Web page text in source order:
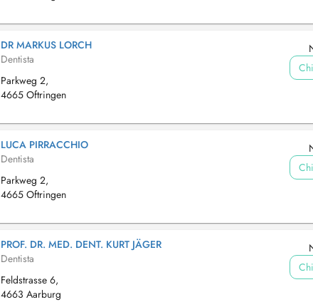
DR MARKUS LORCH
Dentista
Parkweg 2,
4665 Oftringen
LUCA PIRRACCHIO
Dentista
Parkweg 2,
4665 Oftringen
PROF. DR. MED. DENT. KURT JÄGER
Dentista
Feldstrasse 6,
4663 Aarburg